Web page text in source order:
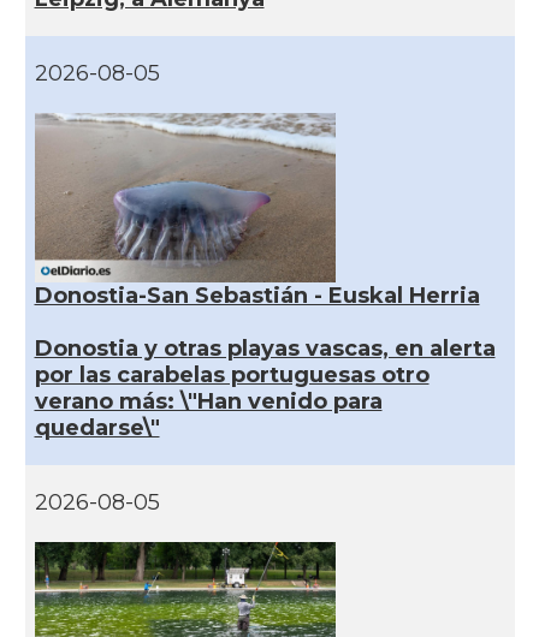
2026-08-05
Donostia-San Sebastián - Euskal Herria
Donostia y otras playas vascas, en alerta
por las carabelas portuguesas otro
verano más: \"Han venido para
quedarse\"
2026-08-05